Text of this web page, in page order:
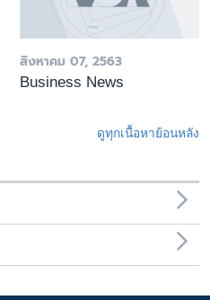
สิงหาคม 07, 2563
Business News
ดูทุกเนื้อหาย้อนหลัง